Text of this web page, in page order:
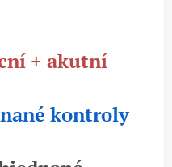
+ akutní
kontroly